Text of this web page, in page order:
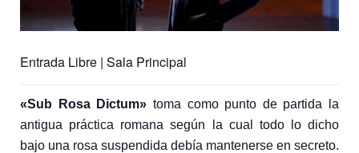
Entrada Libre | Sala Principal
«Sub Rosa Dictum» toma como punto de partida la
antigua práctica romana según la cual todo lo dicho
bajo una rosa suspendida debía mantenerse en secreto.